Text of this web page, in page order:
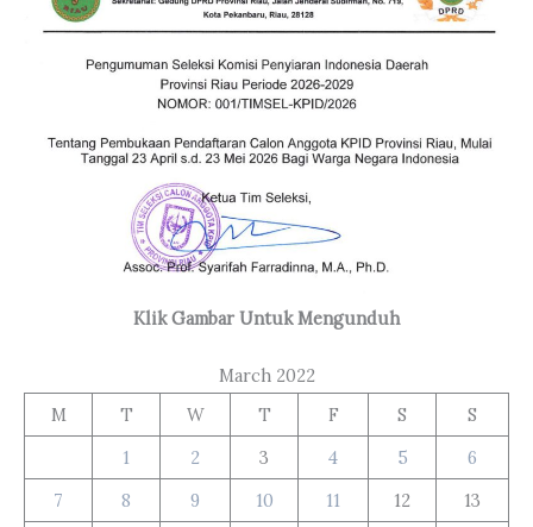
Klik Gambar Untuk Mengunduh
March 2022
M
T W T F S
S
1
2 3 4 5
6
7
8 9 10 11 12 13